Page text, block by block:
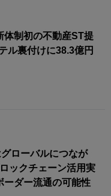
体制初の不動産ST提
ル裏付けに38.3億円
グローバルにつなが
ックチェーン活用実
ーダー流通の可能性